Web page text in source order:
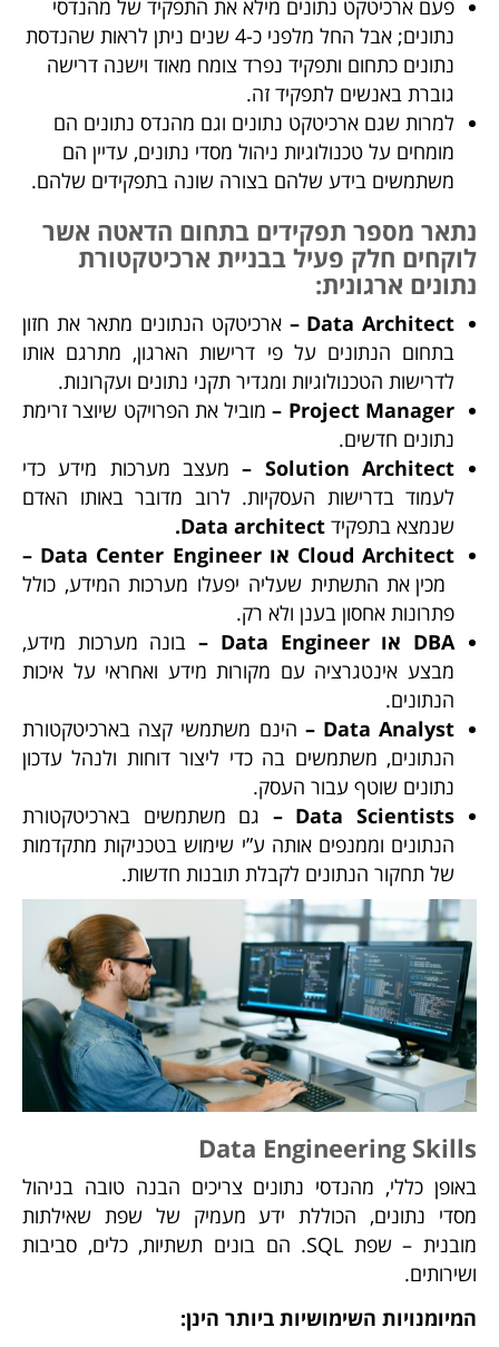
פעם ארכיטקט נתונים מילא את התפקיד של מהנדסי
נתונים; אבל החל מלפני כ-4 שנים ניתן לראות שהנדסת
נתונים כתחום ותפקיד נפרד צומח מאוד וישנה דרישה
גוברת באנשים לתפקיד זה.
למרות שגם ארכיטקט נתונים וגם מהנדס נתונים הם
מומחים על טכנולוגיות ניהול מסדי נתונים, עדיין הם
משתמשים בידע שלהם בצורה שונה בתפקידים שלהם.
נתאר מספר תפקידים בתחום הדאטה אשר
לוקחים חלק פעיל בבניית ארכיטקטורת
נתונים ארגונית:
Data Architect –
ארכיטקט הנתונים מתאר את חזון
בתחום הנתונים על פי דרישות הארגון, מתרגם אותו
לדרישות הטכנולוגיות ומגדיר תקני נתונים ועקרונות.
Project Manager –
מוביל את הפרויקט שיוצר זרימת
נתונים חדשים.
Solution Architect –
מעצב מערכות מידע כדי
לעמוד בדרישות העסקיות. לרוב מדובר באותו האדם
שנמצא בתפקיד Data architect.
Cloud Architect או Data Center Engineer –
מכין את התשתית שעליה יפעלו מערכות המידע, כולל
פתרונות אחסון בענן ולא רק.
DBA או Data Engineer –
בונה מערכות מידע,
מבצע אינטגרציה עם מקורות מידע ואחראי על איכות
הנתונים.
Data Analyst –
הינם משתמשי קצה בארכיטקטורת
הנתונים, משתמשים בה כדי ליצור דוחות ולנהל עדכון
נתונים שוטף עבור העסק.
Data Scientists –
גם משתמשים בארכיטקטורת
הנתונים וממנפים אותה ע”י שימוש בטכניקות מתקדמות
של תחקור הנתונים לקבלת תובנות חדשות.
Data Engineering Skills
באופן כללי, מהנדסי נתונים צריכים הבנה טובה בניהול
מסדי נתונים, הכוללת ידע מעמיק של שפת שאילתות
מובנית – שפת SQL. הם בונים תשתיות, כלים, סביבות
ושירותים.
המיומנויות השימושיות ביותר הינן: